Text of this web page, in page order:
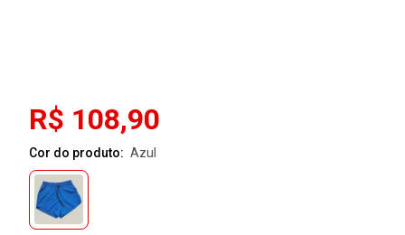
R$ 108,90
Cor do produto: azul